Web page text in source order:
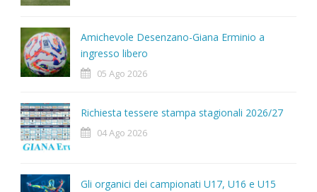
Amichevole Desenzano-Giana Erminio a
ingresso libero
05 Ago 2026
Richiesta tessere stampa stagionali 2026/27
04 Ago 2026
Gli organici dei campionati U17, U16 e U15